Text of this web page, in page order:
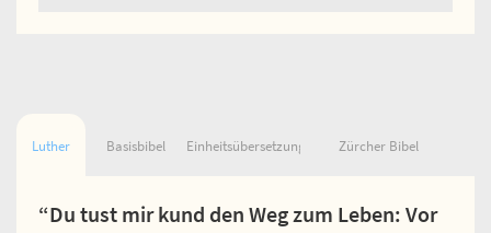
Luther Basisbibel Einheitsübersetzung Zürcher Bibel
“Du tust mir kund den Weg zum Leben: Vor